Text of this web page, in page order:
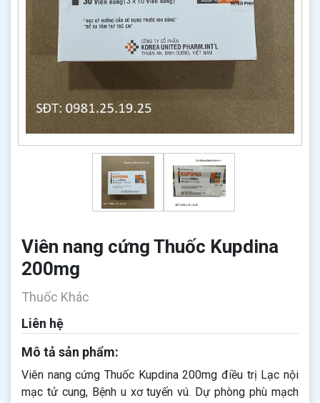
Viên nang cứng Thuốc Kupdina
200mg
Thuốc Khác
Liên hệ
Mô tả sản phẩm:
Viên nang cứng Thuốc Kupdina 200mg​​​​​​​ điều trị Lạc nội
mạc tử cung, Bệnh u xơ tuyến vú. Dự phòng phù mạch